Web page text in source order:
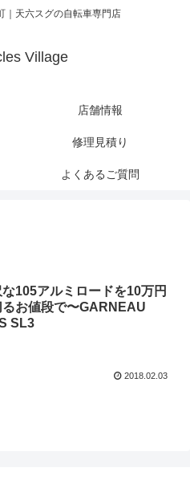
｜天六スグの自転車専門店
Village
店舗情報
修理見積り
よくあるご質問
105アルミロードを10万円
るお値段で〜GARNEAU
SL3
2018.02.03